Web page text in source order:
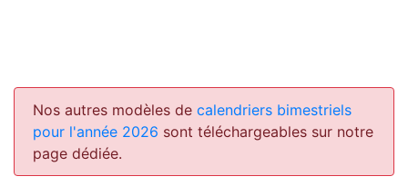
Nos autres modèles de calendriers bimestriels
pour l'année 2026 sont téléchargeables sur notre
page dédiée.